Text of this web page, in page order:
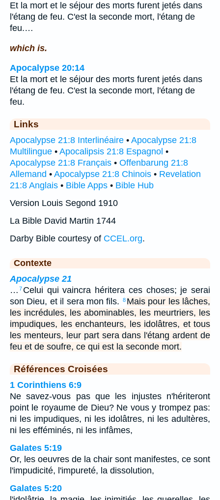
Et la mort et le séjour des morts furent jetés dans
l'étang de feu. C'est la seconde mort, l'étang de
feu.…
which is.
Apocalypse 20:14
Et la mort et le séjour des morts furent jetés dans
l'étang de feu. C'est la seconde mort, l'étang de
feu.
Links
Apocalypse 21:8 Interlinéaire • Apocalypse 21:8
Multilingue • Apocalipsis 21:8 Espagnol •
Apocalypse 21:8 Français • Offenbarung 21:8
Allemand • Apocalypse 21:8 Chinois • Revelation
21:8 Anglais • Bible Apps • Bible Hub
Version Louis Segond 1910
La Bible David Martin 1744
Darby Bible courtesy of CCEL.org.
Contexte
Apocalypse 21
… 7 Celui qui vaincra héritera ces choses; je serai
son Dieu, et il sera mon fils.
8 Mais pour les lâches,
les incrédules, les abominables, les meurtriers, les
impudiques, les enchanteurs, les idolâtres, et tous
les menteurs, leur part sera dans l'étang ardent de
feu et de soufre, ce qui est la seconde mort.
Références Croisées
1 Corinthiens 6:9
Ne savez-vous pas que les injustes n'hériteront
point le royaume de Dieu? Ne vous y trompez pas:
ni les impudiques, ni les idolâtres, ni les adultères,
ni les efféminés, ni les infâmes,
Galates 5:19
Or, les oeuvres de la chair sont manifestes, ce sont
l'impudicité, l'impureté, la dissolution,
Galates 5:20